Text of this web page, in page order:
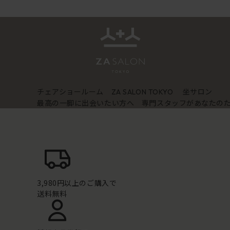
チェアショールーム ZA SALON TOKYO
坐サロン
最高の一脚に出会いたい方へ 専門スタッフがあなたの
3,980円以上のご購入で
送料無料